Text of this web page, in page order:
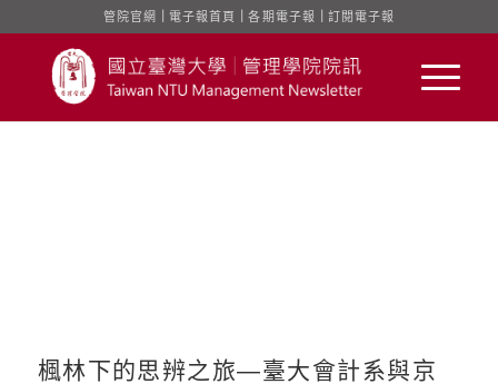
管院官網 電子報首頁 ｜各期電子報 訂閱電子報
楓林下的思辨之旅—臺大會計系與京